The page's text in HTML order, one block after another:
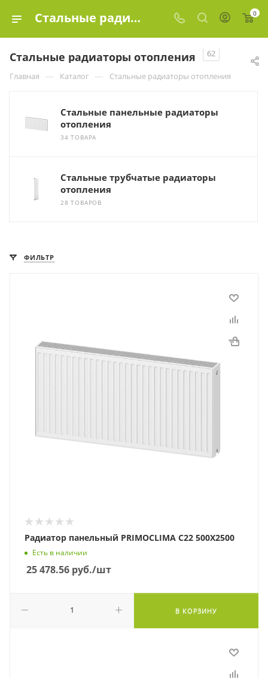
Стальные радиаторы отопления купить в Москве, цены в интернет-магазине «Эко-элемент» 0
Стальные радиаторы отопления 62
Главная — Каталог — Стальные радиаторы отопления
Стальные панельные радиаторы
отопления
34 ТОВАРА
Стальные трубчатые радиаторы
отопления
28 ТОВАРОВ
ФИЛЬТР
Радиатор панельный PRIMOCLIMA C22 500X2500
Есть в наличии
25 478.56 руб./шт
В КОРЗИНУ